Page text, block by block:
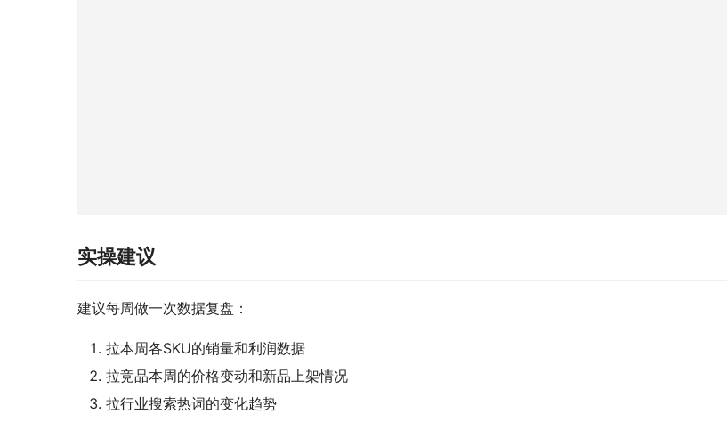
实操建议
建议每周做一次数据复盘：
拉本周各SKU的销量和利润数据
拉竞品本周的价格变动和新品上架情况
拉行业搜索热词的变化趋势